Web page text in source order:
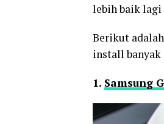
lebih baik lagi
Berikut
install
1. Samsung